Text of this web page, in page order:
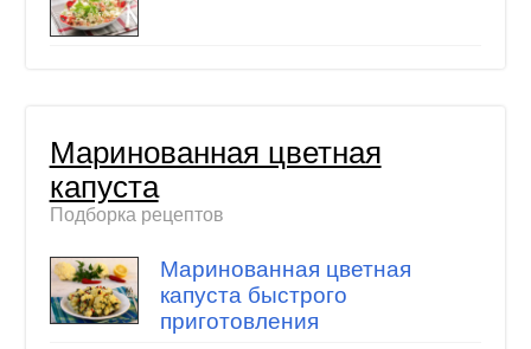
Маринованная цветная
капуста
Подборка рецептов
Маринованная цветная
капуста быстрого
приготовления